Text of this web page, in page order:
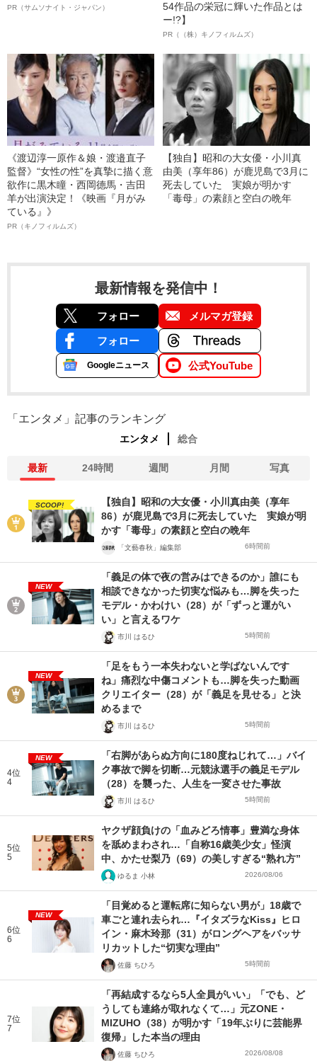
PR（サムソナイト・ジャパン）
54作品の栄冠に輝いた作品とは
ー!?】
PR（（株）キノフィルムズ）
《渡辺淳一原作＆娘・渡邉直子
監督》“女性の性”を真摯に描く意
欲作に黒木瞳・西岡德馬・吉田
羊が出演決定！《映画『月がみ
ている』》
PR（キノフィルムズ）
【独自】昭和の大女優・小川真
由美（享年86）が鹿児島で3月に
死去していた 実娘が明かす
「毒母」の素顔と空白の晩年
最新情報を発信中！
フォロー メルマガ登録
フォロー
Googleニュース 公式YouTube
「エンタメ」記事のランキング
エンタメ 総合
最新 24時間 週間 月間 写真
SCOOP!
【独自】昭和の大女優・小川真由美（享年
86）が鹿児島で3月に死去していた 実娘が明
かす「毒母」の素顔と空白の晩年
「文藝春秋」編集部 6時間前
NEW
「義足の体で夜の営みはできるのか」誰にも
相談できなかった切実な悩みも…脚を失った
モデル・かわけい（28）が「ずっと運がい
い」と言えるワケ
市川 はるひ 5時間前
NEW
「足をもう一本失わないと学ばないんです
ね」痛烈な中傷コメントも…脚を失った動画
クリエイター（28）が「義足を見せる」と決
めるまで
市川 はるひ 5時間前
4位
4
NEW
「右脚があらぬ方向に180度ねじれて…」バイ
ク事故で脚を切断…元競泳選手の義足モデル
（28）を襲った、人生を一変させた事故
市川 はるひ 5時間前
5位
5
ヤクザ顔負けの「血みどろ情事」豊満な身体
を舐めまわされ…「自称16歳美少女」怪演
中、かたせ梨乃（69）の美しすぎる“熟れ方”
ゆるま 小林 2026/08/06
6位
6
NEW
「目覚めると運転席に知らない男が」18歳で
車ごと連れ去られ…『イタズラなKiss』ヒロ
イン・麻木玲那（31）がロングヘアをバッサ
リカットした“切実な理由”
佐藤 ちひろ 5時間前
7位
7
「再結成するなら5人全員がいい」「でも、ど
うしても連絡が取れなくて…」元ZONE・
MIZUHO（38）が明かす「19年ぶりに芸能界
復帰」した本当の理由
佐藤 ちひろ 2026/08/08